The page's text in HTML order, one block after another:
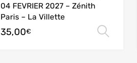
04 FEVRIER 2027 – Zénith
Paris – La Villette
35,00€